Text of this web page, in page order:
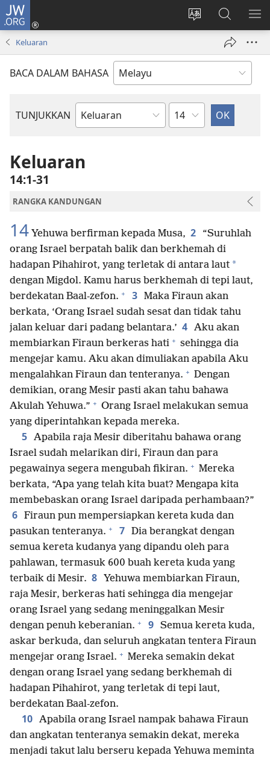
JW.ORG
Tukar
bahasa
web
Log
Masuk
baharu)
Cari
JW.ORG
Keluaran
BACA DALAM BAHASA
TUNJUKKAN
Buku
Bab
Keluaran
14:1-31
RANGKA KANDUNGAN
14 Yehuwa berfirman kepada Musa, 2
“Suruhlah
orang Israel berpatah balik dan berkhemah di
hadapan Pihahirot, yang terletak di antara laut *
dengan Migdol. Kamu harus berkhemah di tepi laut,
berdekatan Baal-zefon. + 3 Maka Firaun akan
berkata, ‘Orang Israel sudah sesat dan tidak tahu
jalan keluar dari padang belantara.’ 4 Aku akan
membiarkan Firaun berkeras hati + sehingga dia
mengejar kamu. Aku akan dimuliakan apabila Aku
mengalahkan Firaun dan tenteranya. + Dengan
demikian, orang Mesir pasti akan tahu bahawa
Akulah Yehuwa.” + Orang Israel melakukan semua
yang diperintahkan kepada mereka.
5 Apabila raja Mesir diberitahu bahawa orang
Israel sudah melarikan diri, Firaun dan para
pegawainya segera mengubah fikiran. + Mereka
berkata, “Apa yang telah kita buat? Mengapa kita
membebaskan orang Israel daripada perhambaan?”
6 Firaun pun mempersiapkan kereta kuda dan
pasukan tenteranya. + 7 Dia berangkat dengan
semua kereta kudanya yang dipandu oleh para
pahlawan, termasuk 600 buah kereta kuda yang
terbaik di Mesir. 8
Yehuwa membiarkan Firaun,
raja Mesir, berkeras hati sehingga dia mengejar
orang Israel yang sedang meninggalkan Mesir
dengan penuh keberanian. + 9 Semua kereta kuda,
askar berkuda, dan seluruh angkatan tentera Firaun
mengejar orang Israel. + Mereka semakin dekat
dengan orang Israel yang sedang berkhemah di
hadapan Pihahirot, yang terletak di tepi laut,
berdekatan Baal-zefon.
10 Apabila orang Israel nampak bahawa Firaun
dan angkatan tenteranya semakin dekat, mereka
menjadi takut lalu berseru kepada Yehuwa meminta